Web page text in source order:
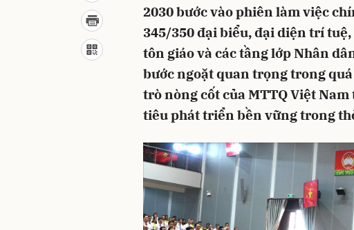
2030 bước vào phiên làm việc
345/350 đại biểu, đại diện trí
tôn giáo và các tầng lớp Nhân
bước ngoặt quan trọng trong
trò nòng cốt của MTTQ Việt
tiêu phát triển bền vững trong